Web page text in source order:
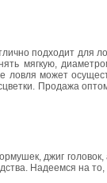
подходит для
мягкую,
может
Продажа
джиг
Надеемся на